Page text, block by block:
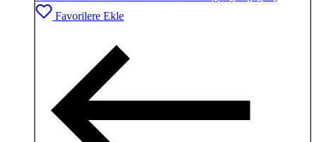
Favorilere Ekle